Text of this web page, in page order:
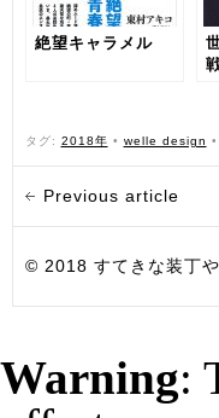
絶望キャラメル
タグ: 2018年 • welle design •
Previous article
© 2018 すてきな装丁
Warning: